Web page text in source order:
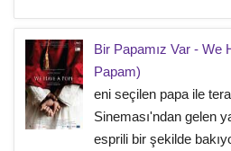
Bir Papamız Var - We
Papam)
eni seçilen papa ile
Sineması'ndan gelen
esprili bir şekilde